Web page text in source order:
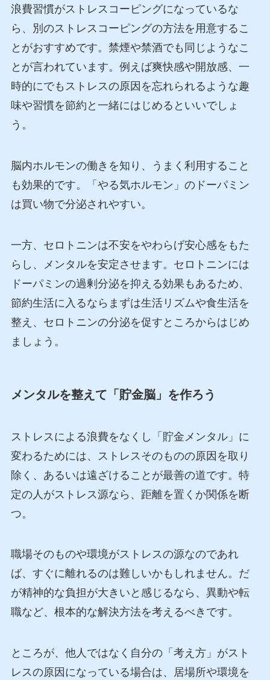
浪費習慣がストレスコーピングになっているな
ら、別のストレスコーピングの方法を用意するこ
とがおすすめです。禁煙や禁酒でも同じようなこ
とが言われています。例えば爽快感や開放感、一
時的にでもストレスの原因を忘れられるような趣
味や習慣を節約と一緒にはじめるといいでしょ
う。
脳内ホルモンの働きを知り、うまく利用すること
も効果的です。「やる気ホルモン」のドーパミン
は買い物で分泌されやすい。
一方、セロトニンは不安をやわらげ安心感をもた
らし、メンタルを安定させます。セロトニンには
ドーパミンの過剰分泌を抑える効果もあるため、
節約生活に入るならまずは生活リズムや食生活を
整え、セロトニンの分泌を促すところからはじめ
ましょう。
メンタルを整えて「貯金脳」を作ろう
ストレスによる浪費をなくし「貯金メンタル」に
変わるためには、ストレスそのものの原因を取り
除く、あるいは遠ざけることが最善の道です。特
定の人がストレス源なら、距離を置くか関係を断
つ。
職場そのものや環境がストレスの源なのであれ
ば、すぐに離れるのは難しいかもしれません。だ
が精神的な負担が大きいと感じるなら、異動や転
職など、根本的な解決方法を考えるべきです。
ところが、他人ではなく自分の「考え方」がスト
レスの原因になっている場合は、居場所や環境を